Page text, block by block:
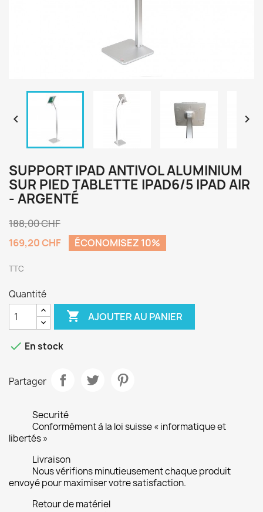
 
SUPPORT IPAD ANTIVOL ALUMINIUM
SUR PIED TABLETTE IPAD6/5 IPAD AIR
- ARGENTÉ
188,00 CHF
169,20 CHF
ÉCONOMISEZ 10%
TTC
Quantité
 AJOUTER AU PANIER
 En stock
Partager
Securité
Conformément à la loi suisse « informatique et
libertés »
Livraison
Nous vérifions minutieusement chaque produit
envoyé pour maximiser votre satisfaction.
Retour de matériel